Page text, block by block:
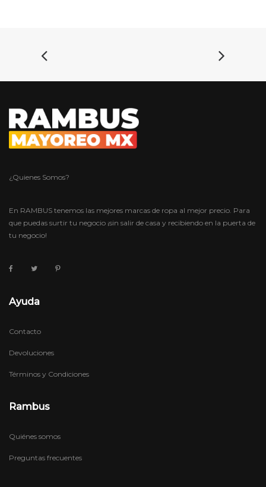
¿Quienes Somos?
En RAMBUS tenemos las mejores marcas de ropa al mejor precio. Para
que puedas surtir tu negocio ¡sin salir de casa y recibiendo en la puerta de
tu negocio!
Ayuda
Contacto
Devoluciones
Términos y Condiciones
Rambus
Quiénes somos
Preguntas frecuentes